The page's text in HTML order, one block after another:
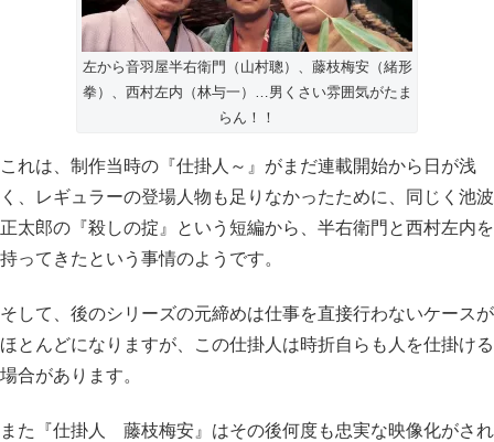
左から音羽屋半右衛門（山村聰）、藤枝梅安（緒形
拳）、西村左内（林与一）…男くさい雰囲気がたま
らん！！
これは、制作当時の『仕掛人～』がまだ連載開始から日が浅
く、レギュラーの登場人物も足りなかったために、同じく池波
正太郎の『殺しの掟』という短編から、半右衛門と西村左内を
持ってきたという事情のようです。
そして、後のシリーズの元締めは仕事を直接行わないケースが
ほとんどになりますが、この仕掛人は時折自らも人を仕掛ける
場合があります。
また『仕掛人 藤枝梅安』はその後何度も忠実な映像化がされ